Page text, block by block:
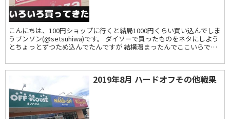
こんにちは、100円ショップに行くと結局1000円くらい買い込んでしま
うプンソン(@setsuhiwa)です。 ダイソーで買ったものをネタにしよう
とちょっとずつため込んでたんですが 結構溜まったんでここいらで一
2019年8月 ハードオフその他戦果